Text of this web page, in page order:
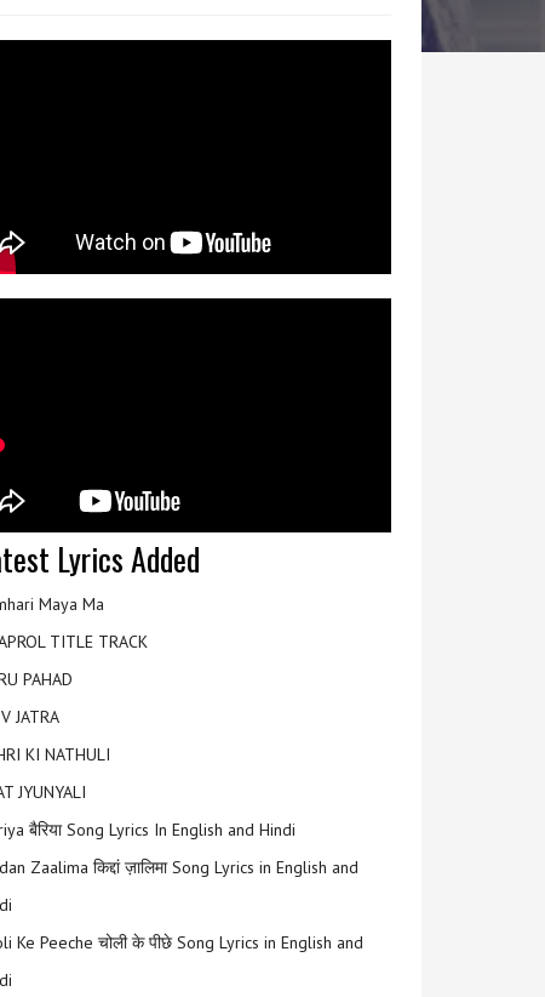
Lyrics Added
Maya Ma
TITLE TRACK
PAHAD
JATRA
KI NATHULI
JYUNYALI
बैरिया Song Lyrics In English and Hindi
Zaalima किद्दां ज़ालिमा Song Lyrics in English and
Ke Peeche चोली के पीछे Song Lyrics in English and